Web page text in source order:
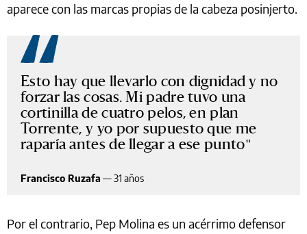
aparece con las marcas propias de la cabeza posinjerto.
Esto hay que llevarlo con dignidad y no
forzar las cosas. Mi padre tuvo una
cortinilla de cuatro pelos, en plan
Torrente, y yo por supuesto que me
raparía antes de llegar a ese punto
Francisco Ruzafa —31 años
Por el contrario, Pep Molina es un acérrimo defensor